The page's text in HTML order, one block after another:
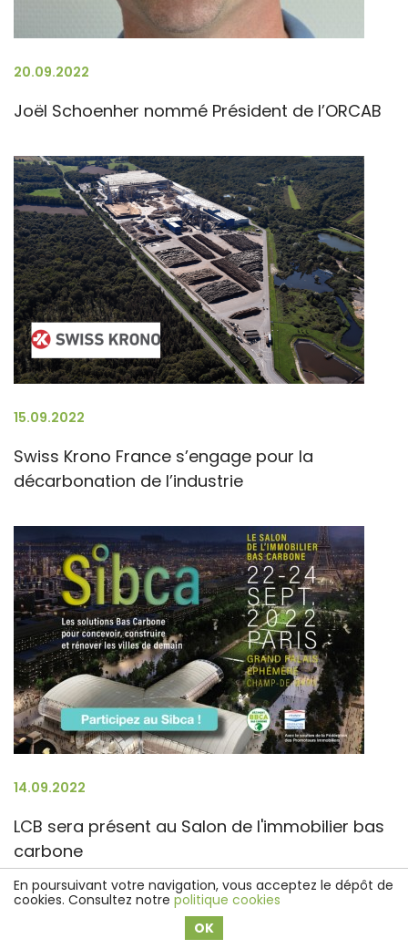
20.09.2022
Joël Schoenher nommé Président de l’ORCAB
15.09.2022
Swiss Krono France s’engage pour la
décarbonation de l’industrie
14.09.2022
LCB sera présent au Salon de l'immobilier bas
carbone
En poursuivant votre navigation, vous acceptez le dépôt de
cookies. Consultez notre politique cookies
OK